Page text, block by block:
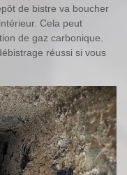
de bistre va boucher
Cela peut
de gaz carbonique.
réussi si vous